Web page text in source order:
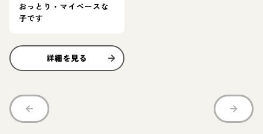
おっとり・マイペースな
子です
詳細を見る